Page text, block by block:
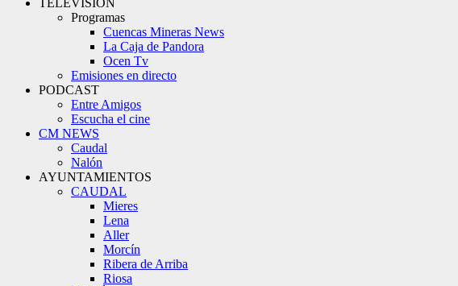
TELEVISIÓN
Programas
Cuencas Mineras News
La Caja de Pandora
Ocen Tv
Emisiones en directo
PODCAST
Entre Amigos
Escucha el cine
CM NEWS
Caudal
Nalón
AYUNTAMIENTOS
CAUDAL
Mieres
Lena
Aller
Morcín
Ribera de Arriba
Riosa